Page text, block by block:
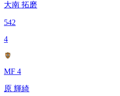
大南 拓磨
542
4
MF 4
原 輝綺